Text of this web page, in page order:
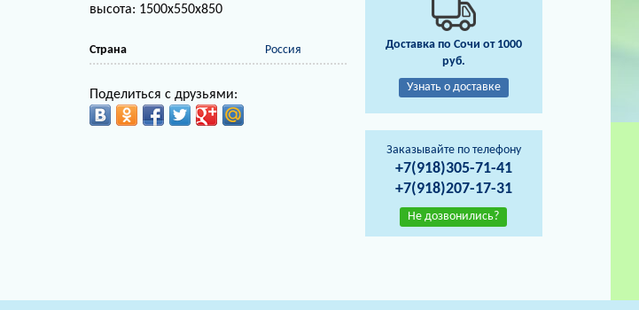
высота: 1500х550х850
Страна Россия
Поделиться с друзьями:
Доставка по Сочи от 1000
руб.
Узнать о доставке
Заказывайте по телефону
+7(918)305-71-41
+7(918)207-17-31
Не дозвонились?